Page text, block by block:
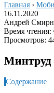
Главная ›
16.11.2020
Андрей
Время чтения:
Просмотров:
Минтруд
Содержание